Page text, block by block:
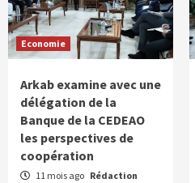
Economie
Arkab examine avec une
délégation de la
Banque de la CEDEAO
les perspectives de
coopération
11 mois ago Rédaction